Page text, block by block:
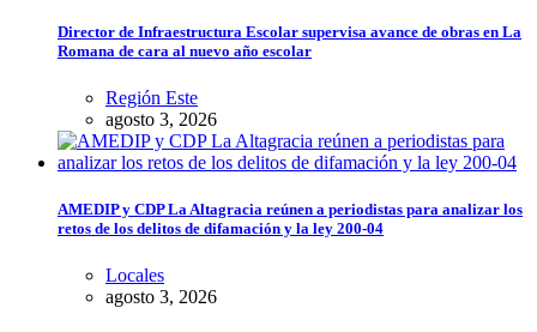
Director de Infraestructura Escolar supervisa avance de obras en La
Romana de cara al nuevo año escolar
Región Este
agosto 3, 2026
AMEDIP y CDP La Altagracia reúnen a periodistas para analizar los
retos de los delitos de difamación y la ley 200-04
Locales
agosto 3, 2026